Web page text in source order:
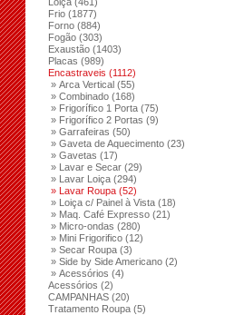
Frio (1877)
Forno (884)
Fogão (303)
Exaustão (1403)
Placas (989)
Encastraveis (1112)
» Arca Vertical (55)
» Combinado (168)
» Frigorífico 1 Porta (75)
» Frigorífico 2 Portas (9)
» Garrafeiras (50)
» Gaveta de Aquecimento (23)
» Gavetas (17)
» Lavar e Secar (29)
» Lavar Loiça (294)
» Lavar Roupa (52)
» Loiça c/ Painel à Vista (18)
» Maq. Café Expresso (21)
» Micro-ondas (280)
» Mini Frigorifico (12)
» Secar Roupa (3)
» Side by Side Americano (2)
» Acessórios (4)
Acessórios (2)
CAMPANHAS (20)
Tratamento Roupa (5)